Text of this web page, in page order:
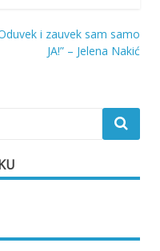
i zauvek sam samo
JA!” – Jelena Nakić